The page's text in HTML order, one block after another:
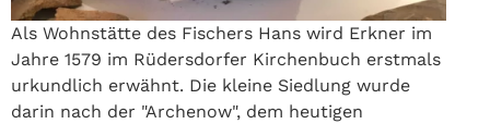
Als Wohnstätte des Fischers Hans wird Erkner im
Jahre 1579 im Rüdersdorfer Kirchenbuch erstmals
urkundlich erwähnt. Die kleine Siedlung wurde
darin nach der "Archenow", dem heutigen